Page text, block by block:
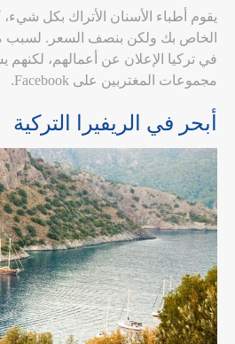
يقوم أطباء الأسنان الأتراك بكل
الخاص بك ولكن بنصف السعر. لسبب
في تركيا الإعلان عن أعمالهم،
مجموعات المغتربين على Facebook.
أبحر في الريفيرا التركية